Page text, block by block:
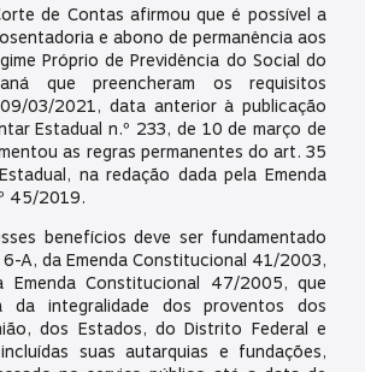
de Contas afirmou que é possível a
e abono de permanência aos
Próprio de Previdência do Social do
que preencheram os requisitos
03/2021, data anterior à publicação
Estadual n.º 233, de 10 de março de
as regras permanentes do art. 35
na redação dada pela Emenda
45/2019.
benefícios deve ser fundamentado
A, da Emenda Constitucional 41/2003,
Constitucional 47/2005, que
da integralidade dos proventos dos
dos Estados, do Distrito Federal e
suas autarquias e fundações,